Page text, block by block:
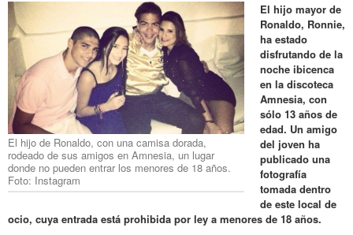
El hijo de Ronaldo, con una camisa dorada,
rodeado de sus amigos en Amnesia, un lugar
donde no pueden entrar los menores de 18 años.
Foto: Instagram
El hijo mayor de
Ronaldo, Ronnie,
ha estado
disfrutando de la
noche ibicenca
en la discoteca
Amnesia, con
sólo 13 años de
edad. Un amigo
del joven ha
publicado una
fotografía
tomada dentro
de este local de
ocio, cuya entrada está prohibida por ley a menores de 18 años.